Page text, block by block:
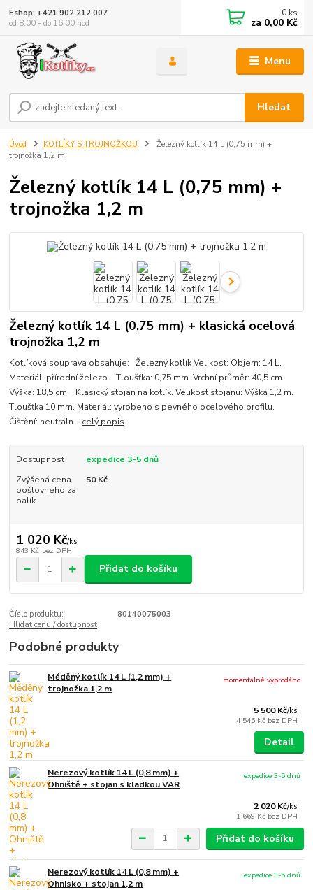
Menu
Hledat
Eshop: +421 902 212 007
od 8:00 - do 16:00 hod
0 ks
za 0,00 Kč
Úvod KOTLÍKY S TROJNOŽKOU
Železný kotlík 14 L (0,75 mm) +
trojnožka 1,2 m
Železný kotlík 14 L (0,75 mm) +
trojnožka 1,2 m
Železný kotlík 14 L (0,75 mm) + klasická ocelová
trojnožka 1,2 m
Kotlíková souprava obsahuje: Železný kotlík Velikost: Objem: 14 L.
Materiál: přírodní železo. Tloušťka: 0,75 mm. Vrchní průměr: 40,5 cm.
Výška: 18,5 cm. Klasický stojan na kotlík. Velikost stojanu: Výška 1,2 m.
Tloušťka 10 mm. Materiál: vyrobeno s pevného ocelového profilu.
Čištění: neutráln... celý popis
Dostupnost
expedice 3-5 dnů
Zvýšená cena
poštovného za
balík
50 Kč
1 020 Kč/ks
843 Kč bez DPH
Přidat do košíku
Číslo produktu:
80140075003
Hlídat cenu / dostupnost
Podobné produkty
Měděný kotlík 14 L (1,2 mm) +
trojnožka 1,2 m
5 500 Kč/ks
4 545 Kč bez DPH
momentálně vyprodáno
Detail
Nerezový kotlík 14 L (0,8 mm) +
Ohniště + stojan s kladkou VAR
2 020 Kč/ks
1 669 Kč bez DPH
expedice 3-5 dnů
Přidat do košíku
Nerezový kotlík 14 L (0,8 mm) +
Ohnisko + stojan 1,2 m
expedice 3-5 dnů